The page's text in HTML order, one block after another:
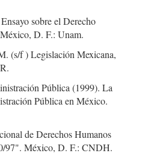
sobre el Derecho
D. F.: Unam.
(s/f ) Legislación Mexicana,
Pública (1999). La
Pública en México.
de Derechos Humanos
97". México, D. F.: CNDH.